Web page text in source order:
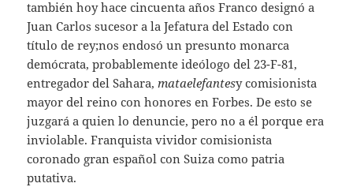
también hoy hace cincuenta años Franco designó a
Juan Carlos sucesor a la Jefatura del Estado con
título de rey;nos endosó un presunto monarca
demócrata, probablemente ideólogo del 23-F-81,
entregador del Sahara,mataelefantesy comisionista
mayor del reino con honores en Forbes. De esto se
juzgará a quien lo denuncie, pero no a él porque era
inviolable. Franquista vividor comisionista
coronado gran español con Suiza como patria
putativa.